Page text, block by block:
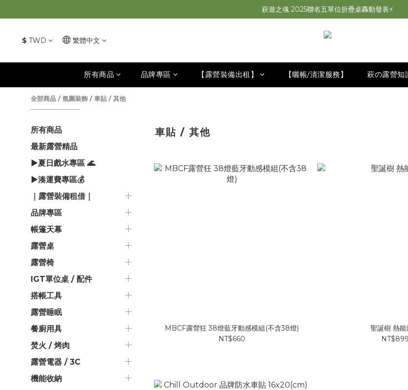
萩遊之魂 2025聯名五單位折疊桌轟動發表⚡️
萩遊之魂 2025聯名五單位折疊桌轟動發表⚡️
萩遊之魂 2025聯名五單位折疊桌轟動發表⚡️
$ TWD 繁體中文
所有商品 品牌專區 【露營裝備出租】 【曬帳/清潔服務】 萩の露營知
全部商品 /氛圍裝飾 /車貼 / 其他
所有商品
最新露營精品
▶夏日戲水專區 🌊
▶湊運費專區💰
｜露營裝備租借｜
品牌專區
帳篷天幕
露營桌
露營椅
IGT單位桌 / 配件
搭帳工具
露營睡眠
餐廚用具
焚火 / 烤肉
露營電器 / 3C
機能收納
車貼 / 其他
MBCF露營狂 38燈藍牙動感模組(不含38燈)
NT$660
聖誕樹 熱能
NT$899